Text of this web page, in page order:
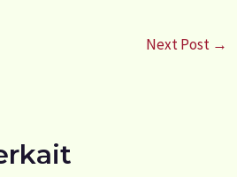
Next Post →